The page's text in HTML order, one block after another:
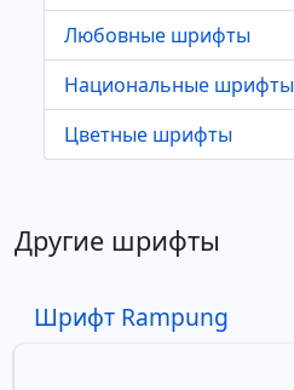
Любовные шрифты
Национальные шрифты
Цветные шрифты
Другие шрифты
Шрифт Rampung